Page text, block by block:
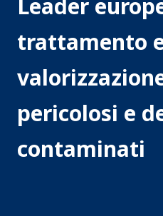
W
Leader
trattamento
pericolosi e
contaminati